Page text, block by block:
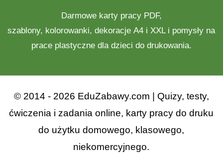
Darmowe karty pracyPDF,
szablony, kolorowanki,dekoracje A4 i XXL i pomysły na
prace plastycznedla dzieci do drukowania.
© 2014 - 2026 EduZabawy.com | Quizy, testy,
ćwiczenia i zadania online, karty pracy do druku
do użytku domowego, klasowego,
niekomercyjnego.